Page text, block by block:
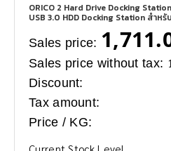
ORICO 2 Hard Drive Docking
USB 3.0 HDD Docking Station สำห
Sales price:
Sales price without tax:
Discount:
Tax amount:
Price / KG:
Current Stock Level